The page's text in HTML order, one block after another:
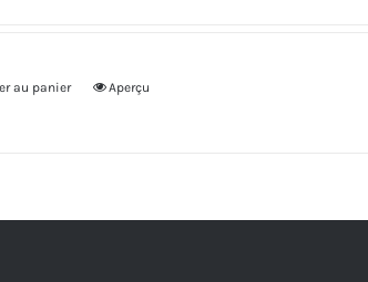
au panier Aperçu